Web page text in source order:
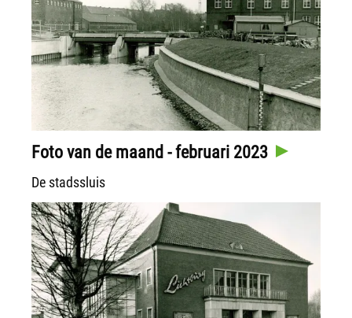
Foto van de maand - februari 2023
De stadssluis